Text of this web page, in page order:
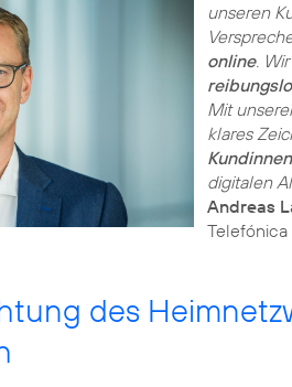
unseren
online.
Mit
klares
digitalen
Andreas
des